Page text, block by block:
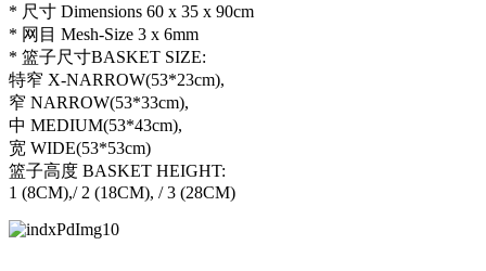
* 尺寸 Dimensions 60 x 35 x 90cm
* 网目 Mesh-Size 3 x 6mm
* 篮子尺寸BASKET SIZE:
特窄 X-NARROW(53*23cm),
窄 NARROW(53*33cm),
中 MEDIUM(53*43cm),
宽 WIDE(53*53cm)
篮子高度 BASKET HEIGHT:
1 (8CM),/ 2 (18CM), / 3 (28CM)